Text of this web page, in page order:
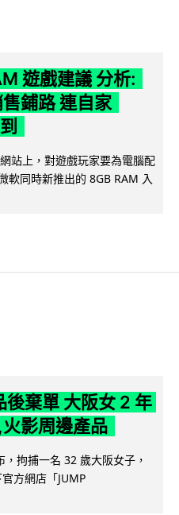
遊戲建議 分析:
鋪路 連自家
站上，對遊戲玩家要為電腦配
軟同時新推出的 8GB RAM 入
棄單 大阪女 2 年
影周邊產品
拘捕一名 32 歲大阪女子，
方網店「JUMP